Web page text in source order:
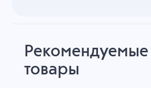
Рекомендуемые
товары